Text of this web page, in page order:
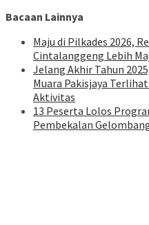
Bacaan Lainnya
Maju di Pilkades 2026,
Cintalanggeng Lebih
Jelang Akhir Tahun
Muara Pakisjaya
Aktivitas
13 Peserta Lolos
Pembekalan